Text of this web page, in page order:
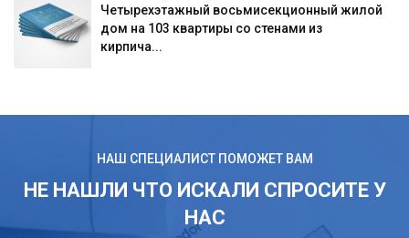
Четырехэтажный восьмисекционный жилой
дом на 103 квартиры со стенами из
кирпича...
НАШ СПЕЦИАЛИСТ ПОМОЖЕТ ВАМ
НЕ НАШЛИ ЧТО ИСКАЛИ СПРОСИТЕ У
НАС